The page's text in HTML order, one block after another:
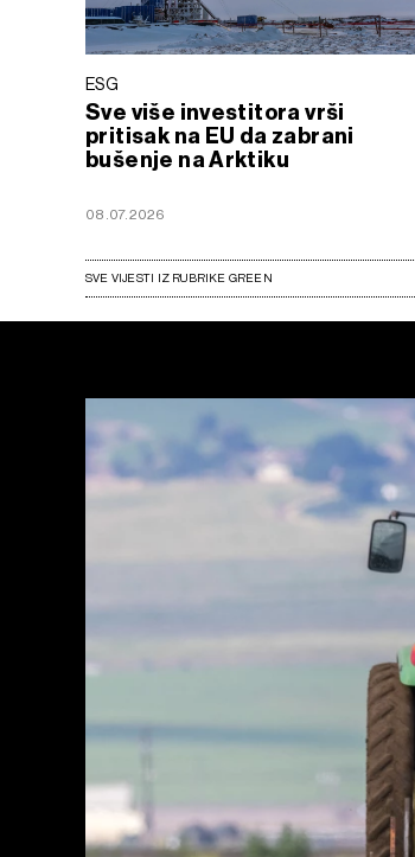
ESG
Sve više investitora vrši
pritisak na EU da zabrani
bušenje na Arktiku
08.07.2026
SVE VIJESTI IZ RUBRIKE GREEN